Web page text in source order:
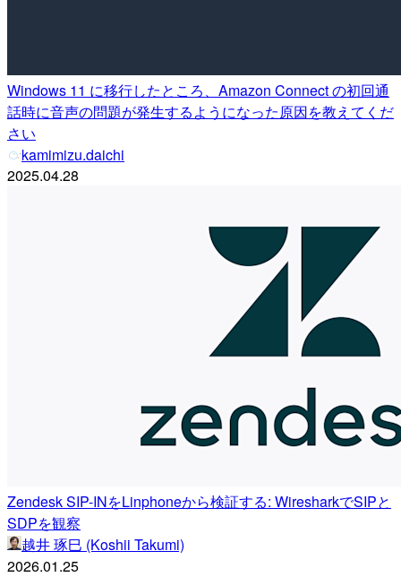
Windows 11 に移行したところ、Amazon Connect の初回通
話時に音声の問題が発生するようになった原因を教えてくだ
さい
kamimizu.daichi
2025.04.28
Zendesk SIP-INをLinphoneから検証する: WiresharkでSIPと
SDPを観察
越井 琢巳 (Koshii Takumi)
2026.01.25